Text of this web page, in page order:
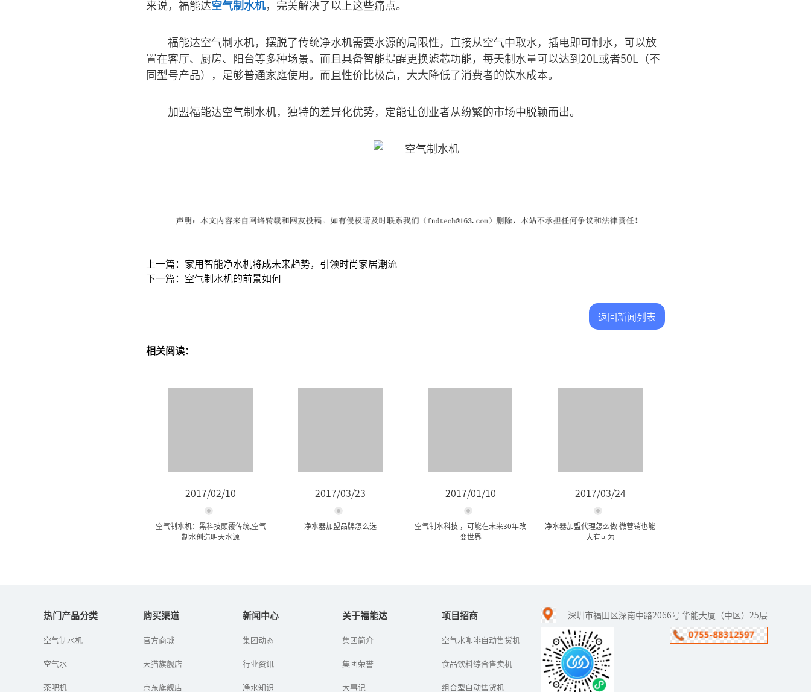
来说，福能达空气制水机，完美解决了以上这些痛点。
福能达空气制水机，摆脱了传统净水机需要水源的局限性，直接从空气中取水，插电即可制水，可以放
置在客厅、厨房、阳台等多种场景。而且具备智能提醒更换滤芯功能，每天制水量可以达到20L或者50L（不
同型号产品），足够普通家庭使用。而且性价比极高，大大降低了消费者的饮水成本。
加盟福能达空气制水机，独特的差异化优势，定能让创业者从纷繁的市场中脱颖而出。
上一篇：家用智能净水机将成未来趋势，引领时尚家居潮流
下一篇：空气制水机的前景如何
返回新闻列表
相关阅读：
2017/02/10
空气制水机：黑科技颠覆传统,空气
制水创造明天水源
空气制水机也叫空气造水
福能达空气与水科技发展
空气制水设备。它是通过
2017/03/23
净水器加盟品牌怎么选
拓市场的关键，企业一般
政策，吸引净水器加盟经
2017/01/10
空气制水科技 ，可能在未来30年改
变世界
空气制水是为了解决水资
空气制水顾名思义就是从
经推出，大多数人都对空
2017/03/24
净水器加盟代理怎么做 微营销也能
大有可为
当下，人人都有一部智能
手机，通过它可以轻松实
现上网、刷微博、玩微
信，迅速的填补了人们零
碎的时间。因此，净水器
热门产品分类
空气制水机
空气水
茶吧机
购买渠道
官方商城
天猫旗舰店
京东旗舰店
新闻中心
集团动态
行业资讯
净水知识
关于福能达
集团简介
集团荣誉
大事记
项目招商
空气水咖啡自动售货机
食品饮料综合售卖机
组合型自动售货机
深圳市福田区深南中路2066号 华能大厦（中区）25层